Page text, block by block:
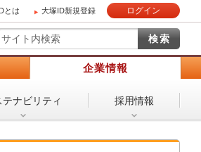
とは 大塚ID新規登録 ログイン
企業情報
テナビリティ 採用情報